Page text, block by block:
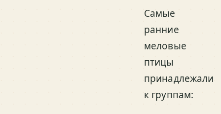
Самые
ранние
меловые
птицы
принадлежали
к группам: